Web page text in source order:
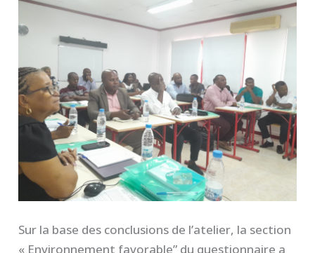
Sur la base des conclusions de l’atelier, la section
« Environnement favorable” du questionnaire a